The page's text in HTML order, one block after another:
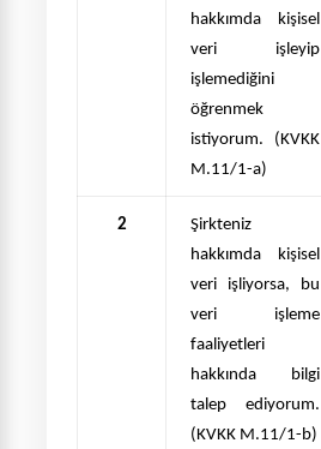
hakkımda kişisel
veri işleyip
işlemediğini
öğrenmek
istiyorum. (KVKK
M.11/1-a)
2
Şirkteniz
hakkımda kişisel
veri işliyorsa, bu
veri işleme
faaliyetleri
hakkında bilgi
talep ediyorum.
(KVKK M.11/1-b)